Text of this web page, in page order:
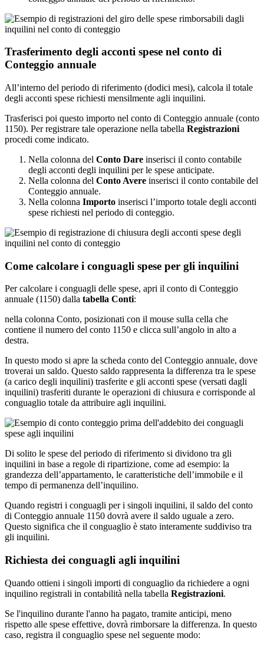
Trasferimento degli acconti spese nel conto di
Conteggio annuale
All’interno del periodo di riferimento (dodici mesi), calcola il totale
degli acconti spese richiesti mensilmente agli inquilini.
Trasferisci poi questo importo nel conto di Conteggio annuale (conto
1150). Per registrare tale operazione nella tabella Registrazioni
procedi come indicato.
Nella colonna del Conto Dare inserisci il conto contabile
degli acconti degli inquilini per le spese anticipate.
Nella colonna del Conto Avere inserisci il conto contabile del
Conteggio annuale.
Nella colonna Importo inserisci l’importo totale degli acconti
spese richiesti nel periodo di conteggio.
Come calcolare i conguagli spese per gli inquilini
Per calcolare i conguagli delle spese, apri il conto di Conteggio
annuale (1150) dalla tabella Conti:
nella colonna Conto, posizionati con il mouse sulla cella che
contiene il numero del conto 1150 e clicca sull’angolo in alto a
destra.
In questo modo si apre la scheda conto del Conteggio annuale, dove
troverai un saldo. Questo saldo rappresenta la differenza tra le spese
(a carico degli inquilini) trasferite e gli acconti spese (versati dagli
inquilini) trasferiti durante le operazioni di chiusura e corrisponde al
conguaglio totale da attribuire agli inquilini.
Di solito le spese del periodo di riferimento si dividono tra gli
inquilini in base a regole di ripartizione, come ad esempio: la
grandezza dell’appartamento, le caratteristiche dell’immobile e il
tempo di permanenza dell’inquilino.
Quando registri i conguagli per i singoli inquilini, il saldo del conto
di Conteggio annuale 1150 dovrà avere il saldo uguale a zero.
Questo significa che il conguaglio è stato interamente suddiviso tra
gli inquilini.
Richiesta dei conguagli agli inquilini
Quando ottieni i singoli importi di conguaglio da richiedere a ogni
inquilino registrali in contabilità nella tabella Registrazioni.
Se l'inquilino durante l'anno ha pagato, tramite anticipi, meno
rispetto alle spese effettive, dovrà rimborsare la differenza. In questo
caso, registra il conguaglio spese nel seguente modo: